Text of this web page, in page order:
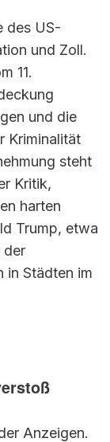
des US-
und Zoll.
11.
und die
Kriminalität
steht
Kritik,
harten
Trump, etwa
der
in Städten im
Anzeigen.